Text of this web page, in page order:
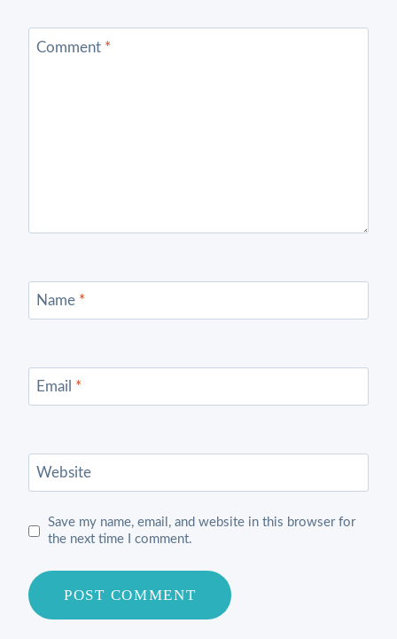
Comment *
Name *
Email *
Website
Save my name, email, and website in this browser for
the next time I comment.